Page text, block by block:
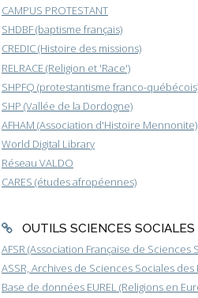
CAMPUS PROTESTANT
SHDBF (baptisme français)
CREDIC (Histoire des missions)
RELRACE (Religion et 'Race')
SHPFQ (protestantisme franco-
SHP (Vallée de la Dordogne)
AFHAM (Association d'Histoire Mennonite)
World Digital Library
Réseau VALDO
CARES (études afropéennes)
OUTILS SCIENCES SOCIALES
AFSR (Association Française de Sciences
ASSR, Archives de Sciences Sociales des
Base de données EUREL (Religions en